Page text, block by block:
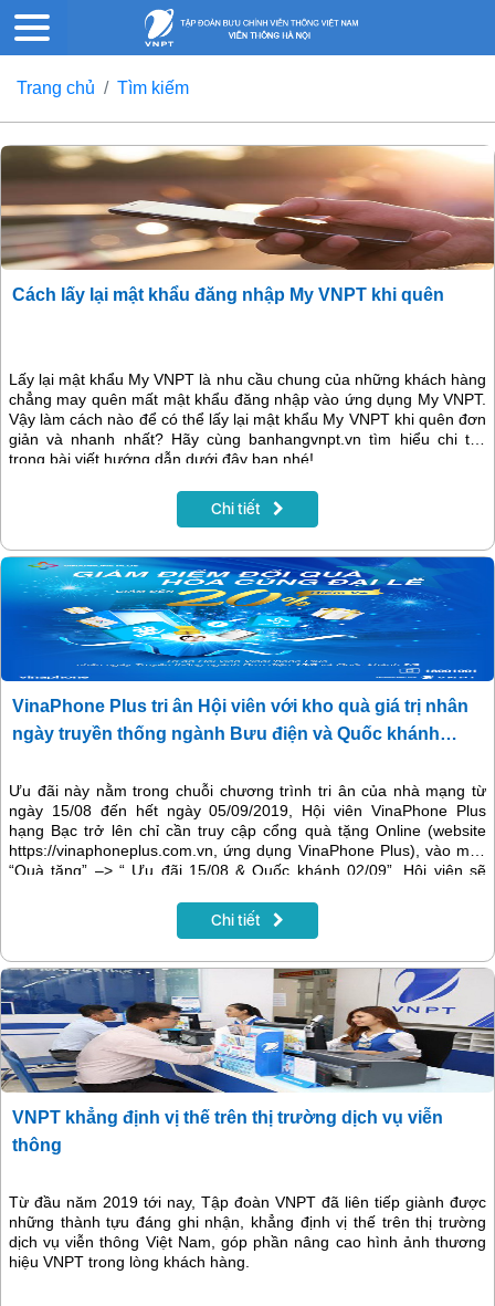
Trang chủ Tìm kiếm
Cách lấy lại mật khẩu đăng nhập My VNPT khi quên
Lấy lại mật khẩu My VNPT là nhu cầu chung của những khách hàng
chẳng may quên mất mật khẩu đăng nhập vào ứng dụng My VNPT.
Vậy làm cách nào để có thể lấy lại mật khẩu My VNPT khi quên đơn
giản và nhanh nhất? Hãy cùng banhangvnpt.vn tìm hiểu chi tiết
trong bài viết hướng dẫn dưới đây bạn nhé!
Chi tiết
VinaPhone Plus tri ân Hội viên với kho quà giá trị nhân
ngày truyền thống ngành Bưu điện và Quốc khánh
Ưu đãi này nằm trong chuỗi chương trình tri ân của nhà mạng từ
ngày 15/08 đến hết ngày 05/09/2019, Hội viên VinaPhone Plus
hạng Bạc trở lên chỉ cần truy cập cổng quà tặng Online (website
https://vinaphoneplus.com.vn, ứng dụng VinaPhone Plus), vào mục
“Quà tặng” –> “ Ưu đãi 15/08 & Quốc khánh 02/09”, Hội viên sẽ
Chi tiết
VNPT khẳng định vị thế trên thị trường dịch vụ viễn
thông
Từ đầu năm 2019 tới nay, Tập đoàn VNPT đã liên tiếp giành được
những thành tựu đáng ghi nhận, khẳng định vị thế trên thị trường
dịch vụ viễn thông Việt Nam, góp phần nâng cao hình ảnh thương
hiệu VNPT trong lòng khách hàng.